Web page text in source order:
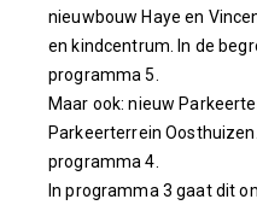
nieuwbouw Haye en
en kindcentrum. In de
programma 5.
Maar ook: nieuw
Parkeerterrein
programma 4.
In programma 3 gaat dit